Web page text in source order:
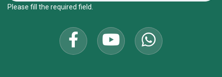
Please fill the required field.